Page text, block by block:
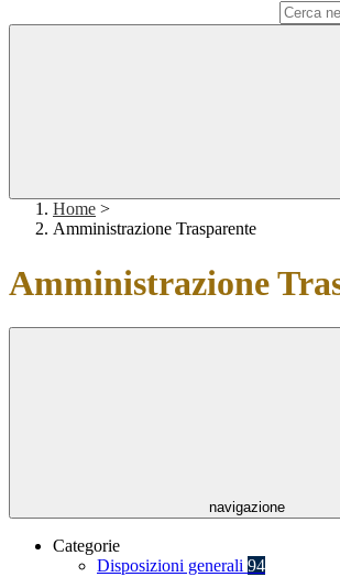
Home >
Amministrazione Trasparente
Amministrazione
navigazione
Categorie
Disposizioni generali 94